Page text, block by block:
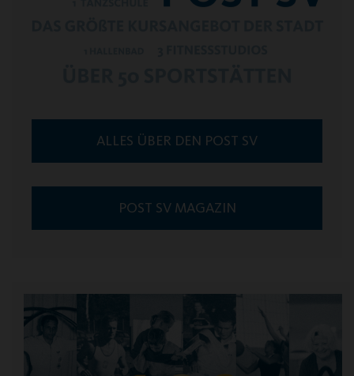
ALLES ÜBER DEN POST SV
POST SV MAGAZIN